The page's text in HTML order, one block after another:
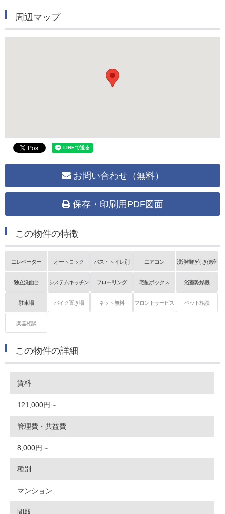
周辺マップ
お問い合わせ（無料）
保存・印刷用PDF図面
この物件の特徴
エレベーター オートロック バス・トイレ別 エアコン 洗浄機能付き便座
独立洗面台 システムキッチン フローリング 宅配ボックス 浴室乾燥機
駐車場 バイク置き場 ネット無料 フロントサービス ペット相談
楽器相談
この物件の詳細
賃料
121,000円～
管理費・共益費
8,000円～
種別
マンション
間取